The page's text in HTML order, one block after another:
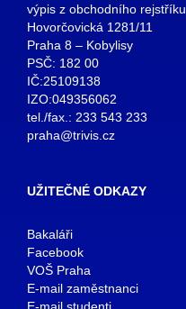
výpis z obchodního rejstříku
Hovorčovická 1281/11
Praha 8 – Kobylisy
PSČ: 182 00
IČ:25109138
IZO:049356062
tel./fax.: 233 543 233
praha@trivis.cz
UŽITEČNÉ ODKAZY
Bakaláři
Facebook
VOŠ Praha
E-mail zaměstnanci
E-mail studenti